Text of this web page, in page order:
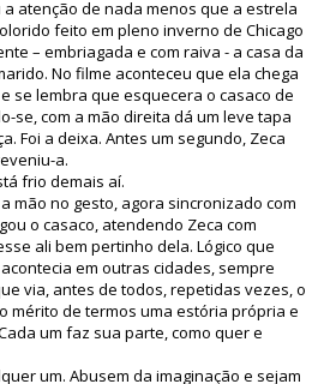
atenção de nada menos que a estrela
feito em pleno inverno de Chicago
– embriagada e com raiva - a casa da
No filme aconteceu que ela chega
se lembra que esquecera o casaco de
se, com a mão direita dá um leve tapa
Foi a deixa. Antes um segundo, Zeca
a.
frio demais aí.
mão no gesto, agora sincronizado com
o casaco, atendendo Zeca com
ali bem pertinho dela. Lógico que
em outras cidades, sempre
via, antes de todos, repetidas vezes, o
mérito de termos uma estória própria e
um faz sua parte, como quer e
um. Abusem da imaginação e sejam